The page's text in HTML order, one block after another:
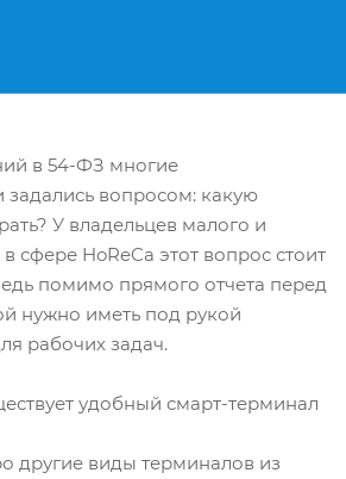
в 54-ФЗ многие
вопросом: какую
У владельцев малого и
сфере HoReCa этот вопрос стоит
помимо прямого отчета перед
нужно иметь под рукой
рабочих задач.
удобный смарт-терминал
другие виды терминалов из